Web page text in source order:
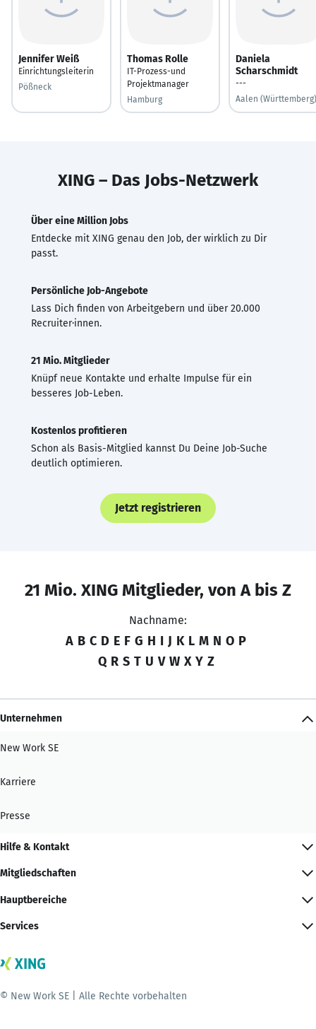
Jennifer Weiß
Einrichtungsleiterin
Pößneck
Thomas Rolle
IT-Prozess-und
Projektmanager
Hamburg
Daniela
Scharschmidt
---
Aalen (Württemberg)
XING – Das Jobs-Netzwerk
Über eine Million Jobs
Entdecke mit XING genau den Job, der wirklich zu Dir
passt.
Persönliche Job-Angebote
Lass Dich finden von Arbeitgebern und über 20.000
Recruiter·innen.
21 Mio. Mitglieder
Knüpf neue Kontakte und erhalte Impulse für ein
besseres Job-Leben.
Kostenlos profitieren
Schon als Basis-Mitglied kannst Du Deine Job-Suche
deutlich optimieren.
Jetzt registrieren
21 Mio. XING Mitglieder, von A bis Z
Nachname:
A B C D E F G H I J K L M N O P
Q R S T U V W X Y Z
Unternehmen
New Work SE
Karriere
Presse
Hilfe & Kontakt
Mitgliedschaften
Hauptbereiche
Services
© New Work SE | Alle Rechte vorbehalten